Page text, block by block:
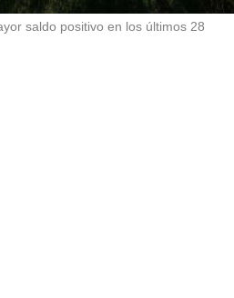
saldo positivo en los últimos 28